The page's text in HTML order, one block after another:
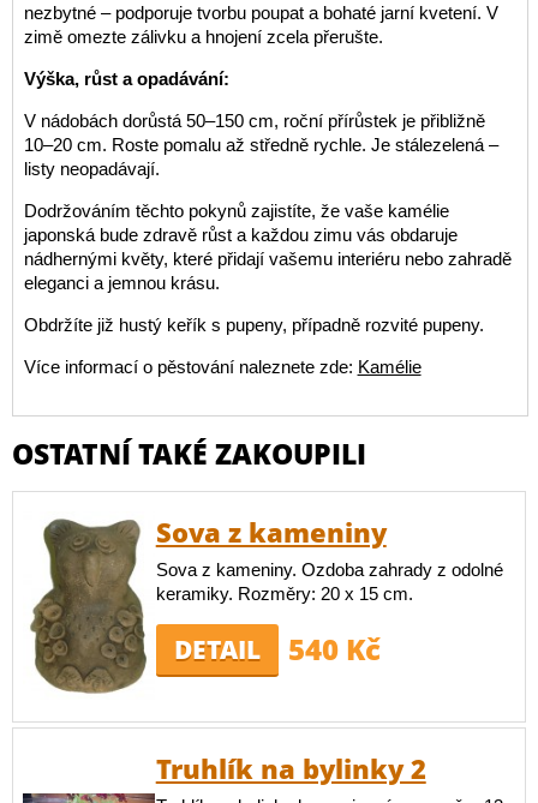
nezbytné – podporuje tvorbu poupat a bohaté jarní kvetení. V
zimě omezte zálivku a hnojení zcela přerušte.
Výška, růst a opadávání:
V nádobách dorůstá 50–150 cm, roční přírůstek je přibližně
10–20 cm. Roste pomalu až středně rychle. Je stálezelená –
listy neopadávají.
Dodržováním těchto pokynů zajistíte, že vaše kamélie
japonská bude zdravě růst a každou zimu vás obdaruje
nádhernými květy, které přidají vašemu interiéru nebo zahradě
eleganci a jemnou krásu.
Obdržíte již hustý keřík s pupeny, případně rozvité pupeny.
Více informací o pěstování naleznete zde: Kamélie
OSTATNÍ TAKÉ ZAKOUPILI
Sova z kameniny
Sova z kameniny. Ozdoba zahrady z odolné
keramiky. Rozměry: 20 x 15 cm.
DETAIL 540 Kč
Truhlík na bylinky 2